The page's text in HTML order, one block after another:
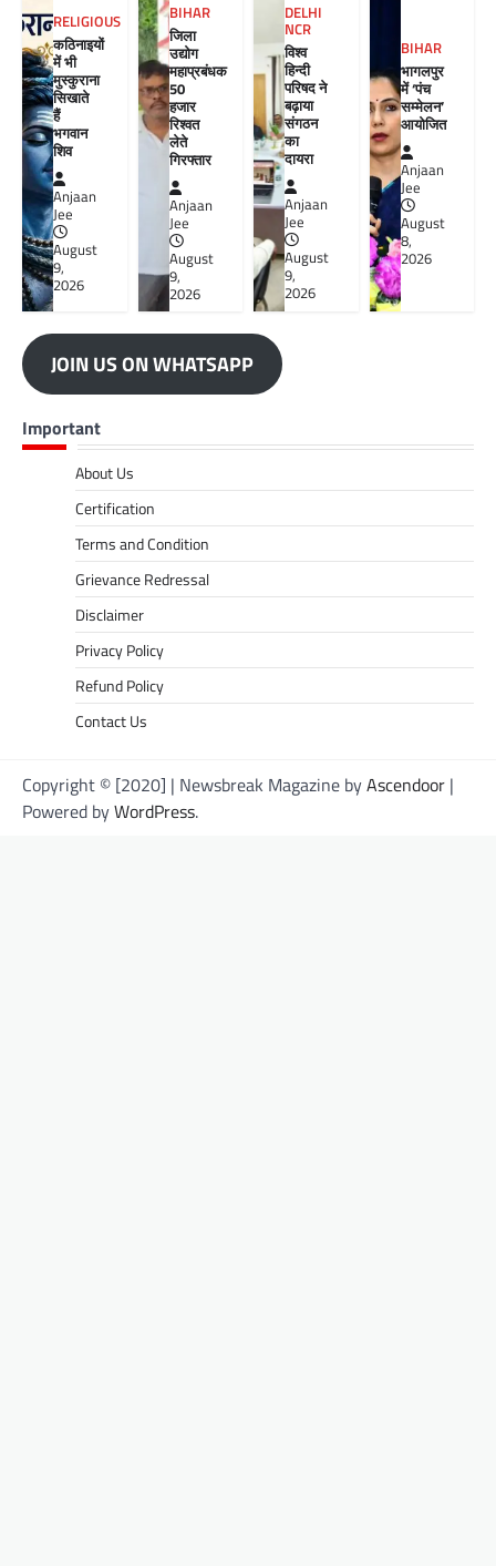
RELIGIOUS
कठिनाइयों
में भी
मुस्कुराना
सिखाते
हैं
भगवान
शिव
Anjaan
Jee
August
9,
2026
BIHAR
जिला
उद्योग
महाप्रबंधक
50
हजार
रिश्वत
लेते
गिरफ्तार
Anjaan
Jee
August
9,
2026
DELHI
NCR
विश्व
हिन्दी
परिषद ने
बढ़ाया
संगठन
का
दायरा
Anjaan
Jee
August
9,
2026
BIHAR
भागलपुर
में ‘पंच
सम्मेलन’
आयोजित
Anjaan
Jee
August
8,
2026
JOIN US ON WHATSAPP
Important
About Us
Certification
Terms and Condition
Grievance Redressal
Disclaimer
Privacy Policy
Refund Policy
Contact Us
Copyright © [2020] | Newsbreak Magazine byAscendoor |
Powered byWordPress.